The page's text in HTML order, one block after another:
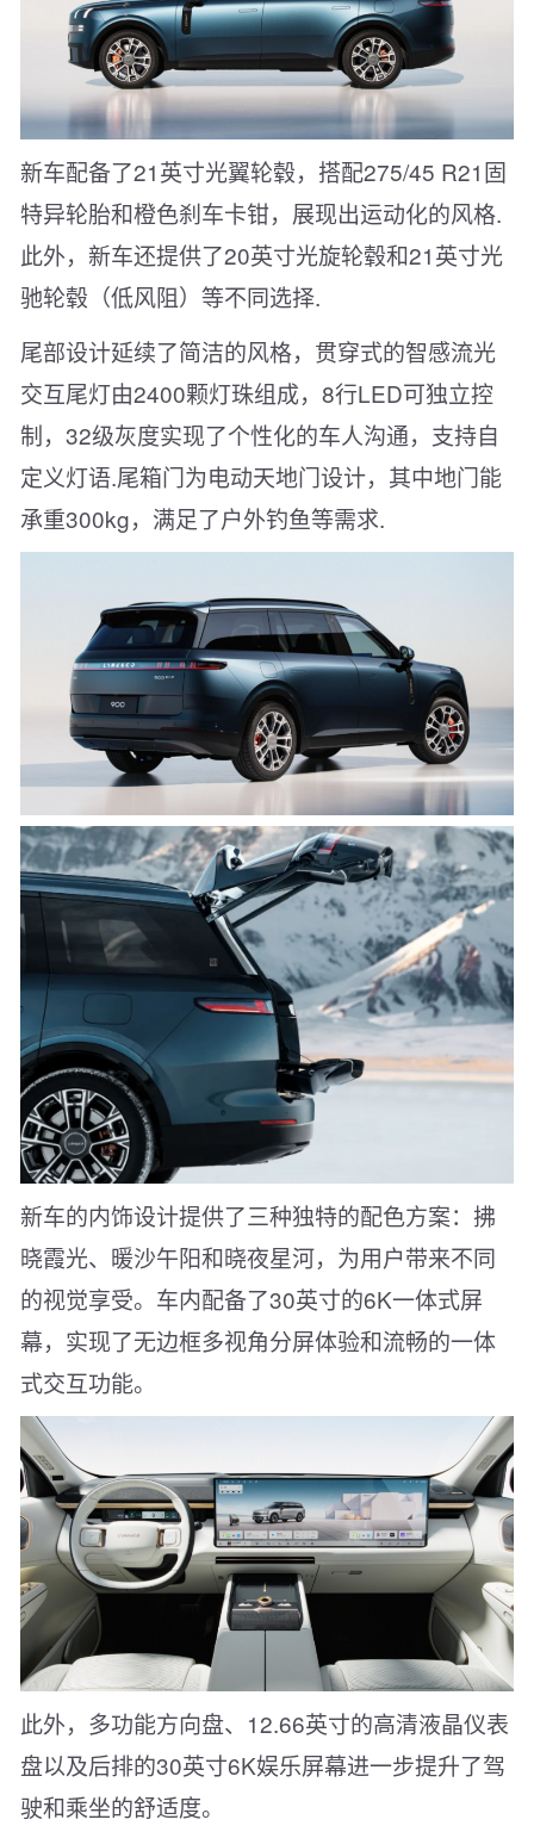
新车配备了21英寸光翼轮毂，搭配275/45 R21固
特异轮胎和橙色刹车卡钳，展现出运动化的风格.
此外，新车还提供了20英寸光旋轮毂和21英寸光
驰轮毂（低风阻）等不同选择.
尾部设计延续了简洁的风格，贯穿式的智感流光
交互尾灯由2400颗灯珠组成，8行LED可独立控
制，32级灰度实现了个性化的车人沟通，支持自
定义灯语.尾箱门为电动天地门设计，其中地门能
承重300kg，满足了户外钓鱼等需求.
新车的内饰设计提供了三种独特的配色方案：拂
晓霞光、暖沙午阳和晓夜星河，为用户带来不同
的视觉享受。车内配备了30英寸的6K一体式屏
幕，实现了无边框多视角分屏体验和流畅的一体
式交互功能。
此外，多功能方向盘、12.66英寸的高清液晶仪表
盘以及后排的30英寸6K娱乐屏幕进一步提升了驾
驶和乘坐的舒适度。